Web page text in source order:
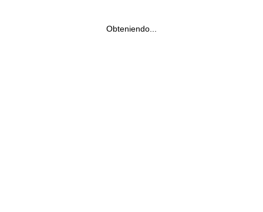
Obteniendo...